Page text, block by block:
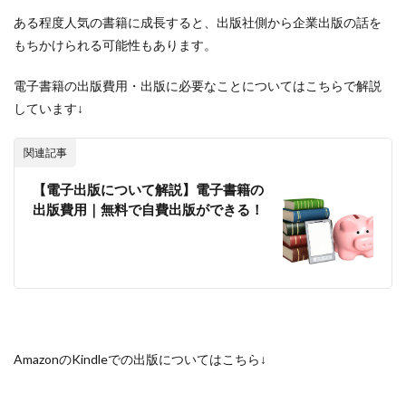
ある程度人気の書籍に成長すると、出版社側から企業出版の話を
もちかけられる可能性もあります。
電子書籍の出版費用・出版に必要なことについてはこちらで解説
しています↓
関連記事
【電子出版について解説】電子書籍の
出版費用｜無料で自費出版ができる！
AmazonのKindleでの出版についてはこちら↓